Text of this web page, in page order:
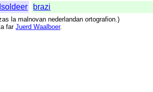
brazi
la malnovan nederlandan ortografion.)
far Juerd Waalboer.